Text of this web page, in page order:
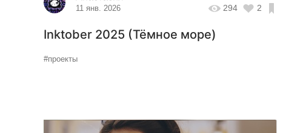
11 янв. 2026 294 2
Inktober 2025 (Тёмное море)
#проекты